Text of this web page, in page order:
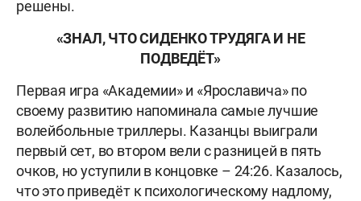
решены.
«ЗНАЛ, ЧТО СИДЕНКО ТРУДЯГА И НЕ
ПОДВЕДЁТ»
Первая игра «Академии» и «Ярославича» по
своему развитию напоминала самые лучшие
волейбольные триллеры. Казанцы выиграли
первый сет, во втором вели с разницей в пять
очков, но уступили в концовке – 24:26. Казалось,
что это приведёт к психологическому надлому,